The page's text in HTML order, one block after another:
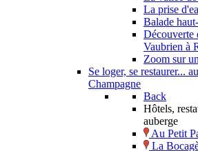
La prise
Balade
Découverte
Vaubrien à
Zoom sur
Se loger, se restaurer...
Champagne
Back
Hôtels,
auberge
Au Petit
La